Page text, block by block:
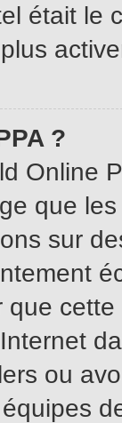
était le
?
Online
que
sur
que
ou